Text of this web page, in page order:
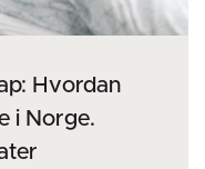
Hvordan
i Norge.